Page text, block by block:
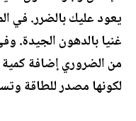
يعود عليك بالضرر. في
غنيا بالدهون الجيدة.
من الضروري إضافة
لكونها مصدر للطاقة